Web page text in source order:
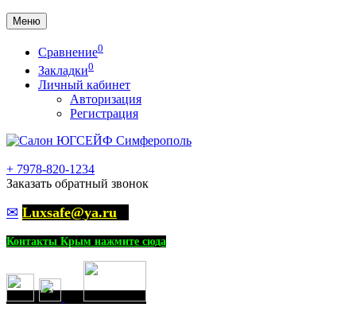
Меню
Сравнение0
Закладки0
Личный кабинет
Авторизация
Регистрация
+ 7978-820-1234
Заказать обратный звонок
✉ Luxsafe@ya.ru
Контакты Крым нажмите сюда